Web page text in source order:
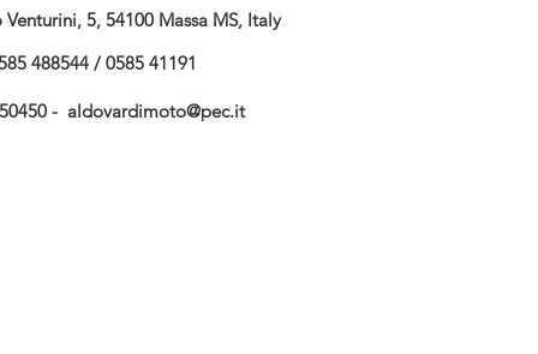
5, 54100 Massa MS, Italy
488544 / 0585 41191
- aldovardimoto@pec.it